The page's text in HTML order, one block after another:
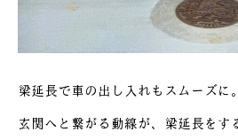
梁延長で車の出し入れもスムーズに。
玄関へと繋がる動線が、梁延長をす